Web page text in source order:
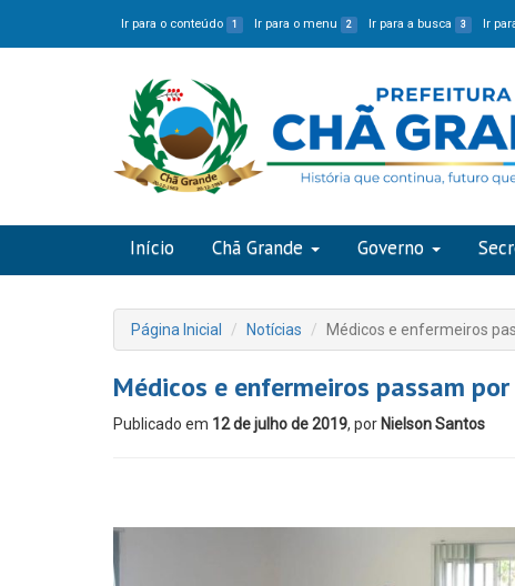
Ir para o conteúdo 1 Ir para o menu 2 Ir para a busca 3 Ir
Início Chã Grande Governo
Página Inicial Notícias Médicos e enfermeiros
Médicos e enfermeiros passam
Publicado em 12 de julho de 2019, por Nielson Santos